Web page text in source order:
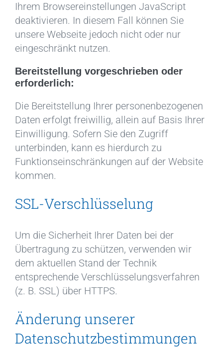
Ihrem Browsereinstellungen JavaScript
deaktivieren. In diesem Fall können Sie
unsere Webseite jedoch nicht oder nur
eingeschränkt nutzen.
Bereitstellung vorgeschrieben oder
erforderlich:
Die Bereitstellung Ihrer personenbezogenen
Daten erfolgt freiwillig, allein auf Basis Ihrer
Einwilligung. Sofern Sie den Zugriff
unterbinden, kann es hierdurch zu
Funktionseinschränkungen auf der Website
kommen.
SSL-Verschlüsselung
Um die Sicherheit Ihrer Daten bei der
Übertragung zu schützen, verwenden wir
dem aktuellen Stand der Technik
entsprechende Verschlüsselungsverfahren
(z. B. SSL) über HTTPS.
Änderung unserer
Datenschutzbestimmungen